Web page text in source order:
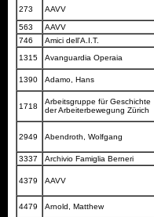
273
AAVV
563 AAVV
746
Amici dell'A.I.T.
1315
Avanguardia Operaia
1390 Adamo, Hans
1718
Arbeitsgruppe für Geschichte
der Arbeiterbewegung Zürich
2949 Abendroth, Wolfgang
3337 Archivio Famiglia Berneri
4379 AAVV
4479 Arnold, Matthew